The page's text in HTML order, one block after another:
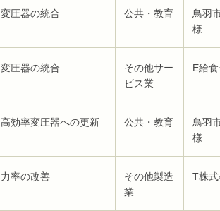
変圧器の統合 公共・教育
鳥羽
様
変圧器の統合
その他サー
ビス業
E給
高効率変圧器への更新 公共・教育
鳥羽
様
力率の改善
その他製造
業
T株